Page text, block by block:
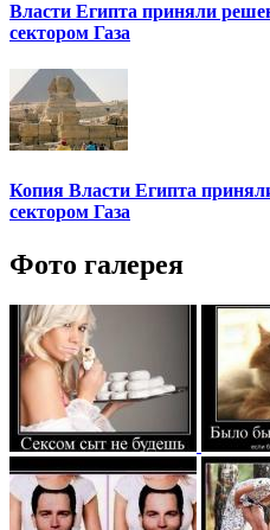
Власти Египта приняли
сектором Газа
Копия Власти Египта
сектором Газа
Фото галерея